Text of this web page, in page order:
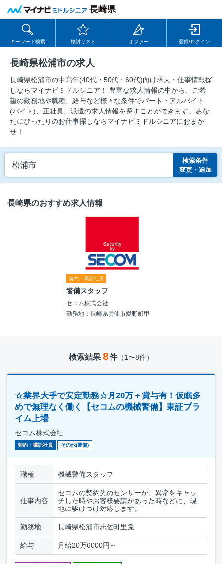
長崎県
キーワード検索 検討リスト オファー 登録/ログイン
長崎県松浦市の求人
長崎県松浦市の中⾼年(40代・50代・60代)向け求⼈・仕事情報探
しならマイナビミドルシニア！ 豊富な求人情報の中から、ご希
望の勤務地や職種、給与など様々な条件でパート・アルバイト
(バイト)、正社員、派遣の求人情報を探すことができます。あな
たにぴったりのお仕事探しならマイナビミドルシニアにおまか
せ！
松浦市
検索条件
変更・追加
長崎県のおすすめ求人情報
契約・嘱託社員
警備スタッフ
セコム株式会社
勤務地：長崎県雲仙市愛野町甲
検索結果 8件（1〜8件）
☆業界大手で安定勤務☆月20万＋賞与有！仮眠多
めで無理なく働く【セコムの機械警備】東証プラ
イム上場
セコム株式会社
契約・嘱託社員 その他(警備)
職種 機械警備スタッフ
仕事内容
セコムの契約先のセンサーが、異常をキャッ
チした時やお客様要請があった時などに、現
地に駆けつけ対応します。
勤務地 長崎県松浦市志佐町里免
給与 月給20万6000円～